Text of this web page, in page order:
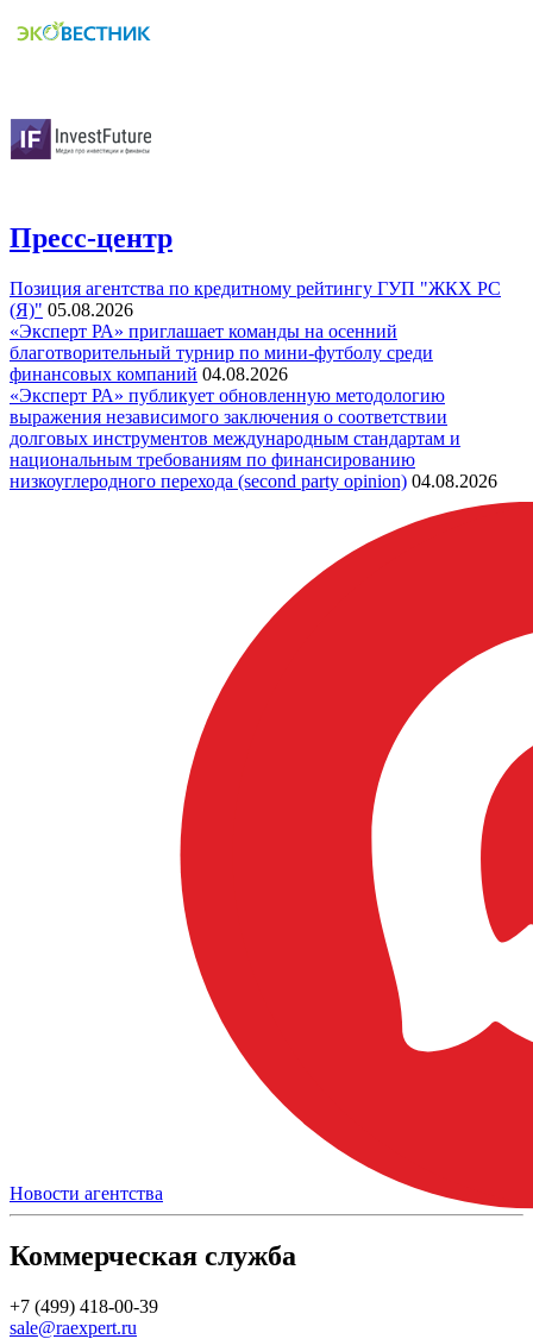
Пресс-центр
Позиция агентства по кредитному рейтингу ГУП "ЖКХ РС
(Я)" 05.08.2026
«Эксперт РА» приглашает команды на осенний
благотворительный турнир по мини-футболу среди
финансовых компаний 04.08.2026
«Эксперт РА» публикует обновленную методологию
выражения независимого заключения о соответствии
долговых инструментов международным стандартам и
национальным требованиям по финансированию
низкоуглеродного перехода (second party opinion) 04.08.2026
Новости агентства
Коммерческая служба
+7 (499) 418-00-39
sale@raexpert.ru